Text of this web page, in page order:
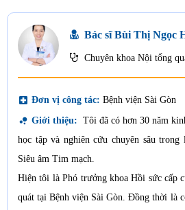
Bác sĩ Bùi Thị Ngọc
Chuyên khoa Nội tổng
local_hospital Đơn vị công tác: Bệnh viện Sài Gòn
bubble_chart Giới thiệu: Tôi đã có hơn 30 năm
học tập và nghiên cứu chuyên sâu
Siêu âm Tim mạch.
Hiện tôi là Phó trưởng khoa Hồi sức cấp
quát tại Bệnh viện Sài Gòn. Đồng thời là